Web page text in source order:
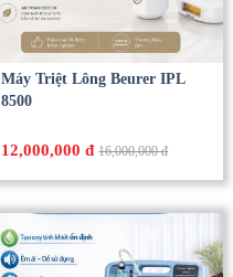
Máy Triệt Lông Beurer IPL
8500
12,000,000 đ 16,000,000 đ